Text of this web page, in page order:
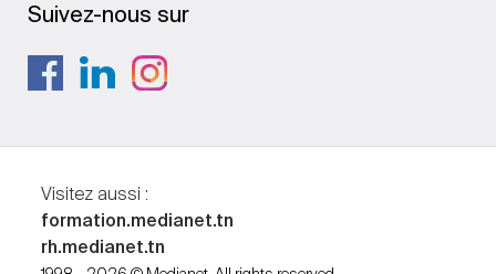
Suivez-nous sur
Visitez aussi :
formation.medianet.tn
rh.medianet.tn